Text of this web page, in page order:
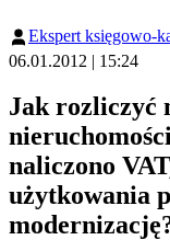
Ekspert księgowo-
06.01.2012 | 15:24
Jak rozliczyć
naliczono
użytkowania